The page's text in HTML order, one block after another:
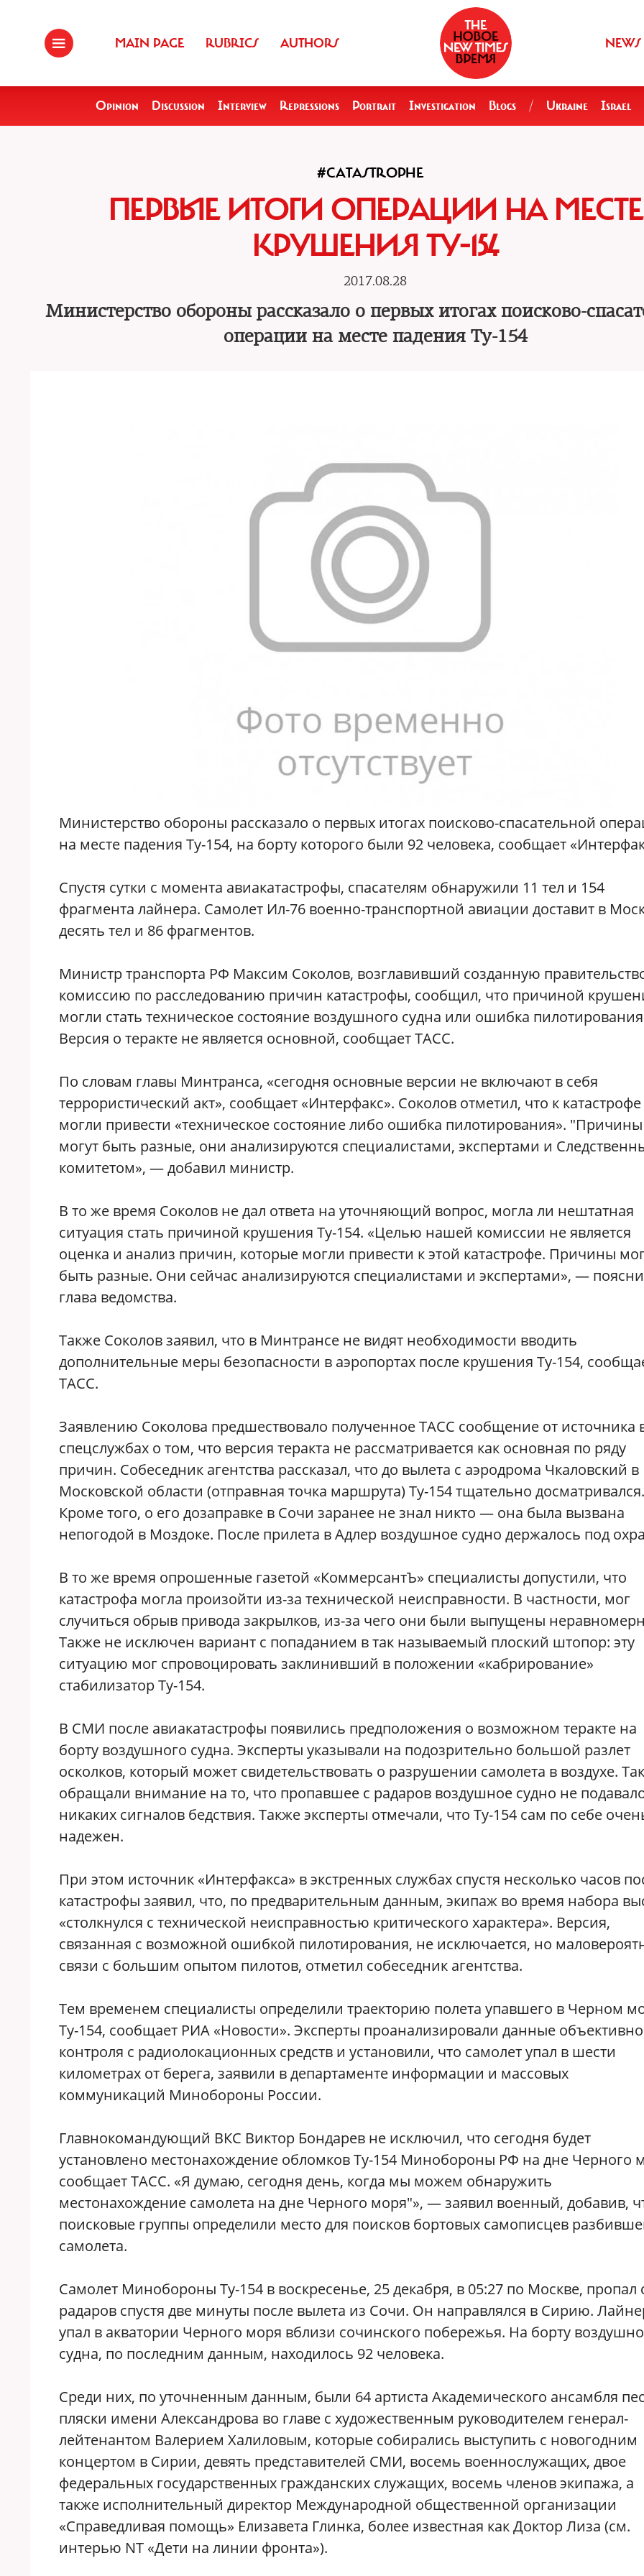
MAIN PAGE RUBRICS AUTHORS NEWS
Opinion Discussion Interview Repressions Portrait Investigation Blogs / Ukraine Israel
#CATASTROPHE
ПЕРВЫЕ ИТОГИ ОПЕРАЦИИ НА МЕСТЕ
КРУШЕНИЯ ТУ-154
2017.08.28
Министерство обороны рассказало о первых итогах поисково-
операции на месте падения Ту-154
Министерство обороны рассказало о первых итогах поисково-спасательной
на месте падения Ту-154, на борту которого были 92 человека, сообщает
Спустя сутки с момента авиакатастрофы, спасателям обнаружили 11 тел и 154
фрагмента лайнера. Самолет Ил-76 военно-транспортной авиации доставит в
десять тел и 86 фрагментов.
Министр транспорта РФ Максим Соколов, возглавивший созданную
комиссию по расследованию причин катастрофы, сообщил, что причиной
могли стать техническое состояние воздушного судна или ошибка
Версия о теракте не является основной, сообщает ТАСС.
По словам главы Минтранса, «сегодня основные версии не включают в себя
террористический акт», сообщает «Интерфакс». Соколов отметил, что к катастрофе
могли привести «техническое состояние либо ошибка пилотирования». "Причины
могут быть разные, они анализируются специалистами, экспертами и
комитетом», — добавил министр.
В то же время Соколов не дал ответа на уточняющий вопрос, могла ли нештатная
ситуация стать причиной крушения Ту-154. «Целью нашей комиссии не является
оценка и анализ причин, которые могли привести к этой катастрофе. Причины
быть разные. Они сейчас анализируются специалистами и экспертами», —
глава ведомства.
Также Соколов заявил, что в Минтрансе не видят необходимости вводить
дополнительные меры безопасности в аэропортах после крушения Ту-154,
ТАСС.
Заявлению Соколова предшествовало полученное ТАСС сообщение от источника
спецслужбах о том, что версия теракта не рассматривается как основная по ряду
причин. Собеседник агентства рассказал, что до вылета с аэродрома Чкаловский в
Московской области (отправная точка маршрута) Ту-154 тщательно досматривался.
Кроме того, о его дозаправке в Сочи заранее не знал никто — она была вызвана
непогодой в Моздоке. После прилета в Адлер воздушное судно держалось под
В то же время опрошенные газетой «КоммерсантЪ» специалисты допустили, что
катастрофа могла произойти из-за технической неисправности. В частности, мог
случиться обрыв привода закрылков, из-за чего они были выпущены
Также не исключен вариант с попаданием в так называемый плоский штопор: эту
ситуацию мог спровоцировать заклинивший в положении «кабрирование»
стабилизатор Ту-154.
В СМИ после авиакатастрофы появились предположения о возможном теракте на
борту воздушного судна. Эксперты указывали на подозрительно большой разлет
осколков, который может свидетельствовать о разрушении самолета в воздухе.
обращали внимание на то, что пропавшее с радаров воздушное судно не
никаких сигналов бедствия. Также эксперты отмечали, что Ту-154 сам по себе
надежен.
При этом источник «Интерфакса» в экстренных службах спустя несколько часов
катастрофы заявил, что, по предварительным данным, экипаж во время набора
«столкнулся с технической неисправностью критического характера». Версия,
связанная с возможной ошибкой пилотирования, не исключается, но
связи с большим опытом пилотов, отметил собеседник агентства.
Тем временем специалисты определили траекторию полета упавшего в Черном
Ту-154, сообщает РИА «Новости». Эксперты проанализировали данные
контроля с радиолокационных средств и установили, что самолет упал в шести
километрах от берега, заявили в департаменте информации и массовых
коммуникаций Минобороны России.
Главнокомандующий ВКС Виктор Бондарев не исключил, что сегодня будет
установлено местонахождение обломков Ту-154 Минобороны РФ на дне Черного
сообщает ТАСС. «Я думаю, сегодня день, когда мы можем обнаружить
местонахождение самолета на дне Черного моря"», — заявил военный, добавив,
поисковые группы определили место для поисков бортовых самописцев
самолета.
Самолет Минобороны Ту-154 в воскресенье, 25 декабря, в 05:27 по Москве, пропал
радаров спустя две минуты после вылета из Сочи. Он направлялся в Сирию.
упал в акватории Черного моря вблизи сочинского побережья. На борту
судна, по последним данным, находилось 92 человека.
Среди них, по уточненным данным, были 64 артиста Академического ансамбля
пляски имени Александрова во главе с художественным руководителем генерал-
лейтенантом Валерием Халиловым, которые собирались выступить с новогодним
концертом в Сирии, девять представителей СМИ, восемь военнослужащих, двое
федеральных государственных гражданских служащих, восемь членов экипажа, а
также исполнительный директор Международной общественной организации
«Справедливая помощь» Елизавета Глинка, более известная как Доктор Лиза (см.
интерью NT «Дети на линии фронта»).